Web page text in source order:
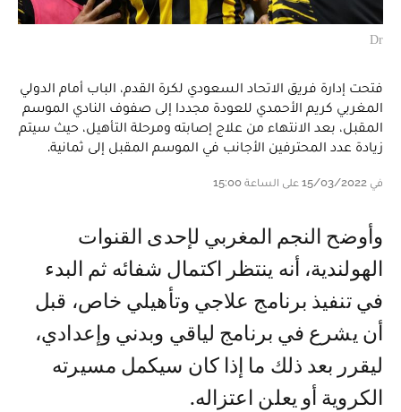
Dr
فتحت إدارة فريق الاتحاد السعودي لكرة القدم، الباب أمام الدولي
المغربي كريم الأحمدي للعودة مجددا إلى صفوف النادي الموسم
المقبل، بعد الانتهاء من علاج إصابته ومرحلة التأهيل، حيث سيتم
زيادة عدد المحترفين الأجانب في الموسم المقبل إلى ثمانية.
في 15/03/2022 على الساعة 15:00
وأوضح النجم المغربي لإحدى القنوات
الهولندية، أنه ينتظر اكتمال شفائه ثم البدء
في تنفيذ برنامج علاجي وتأهيلي خاص، قبل
أن يشرع في برنامج لياقي وبدني وإعدادي،
ليقرر بعد ذلك ما إذا كان سيكمل مسيرته
الكروية أو يعلن اعتزاله.